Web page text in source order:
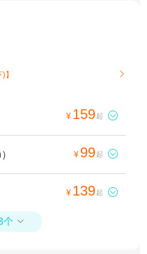
】 
¥ 159起 
¥ 99起 
¥ 139起 
个 